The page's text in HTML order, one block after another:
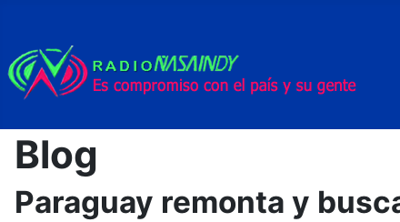
Blog
Paraguay remonta y